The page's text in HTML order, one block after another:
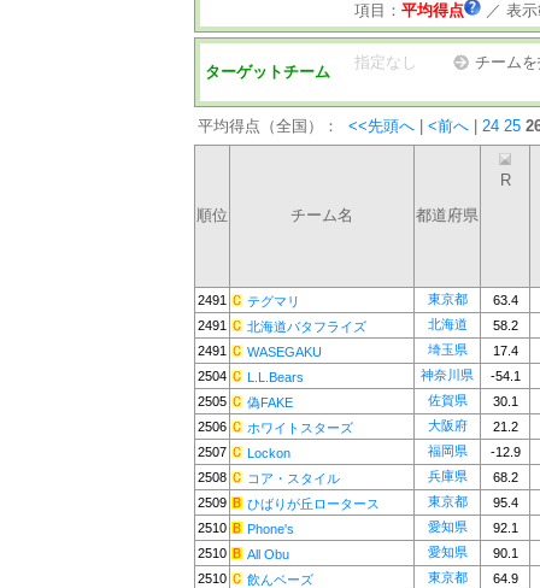
項目： 平均得点 ／ 表
ターゲットチーム
指定なし チーム
平均得点（全国）： <<先頭へ <前へ 24 25
順位 チーム名 都道府県
R
2491 テグマリ 東京都
63.4
2491
北海道バタフライズ 北海道
58.2
2491
WASEGAKU 埼玉県
17.4
2504
L.L.Bears 神奈川県
-54.1
2505
偽FAKE 佐賀県
30.1
2506
ホワイトスターズ 大阪府
21.2
2507
Lockon 福岡県
-12.9
2508
コア・スタイル 兵庫県
68.2
2509
ひばりが丘ロータース 東京都
95.4
2510
Phone's 愛知県
92.1
2510
All Obu 愛知県
90.1
2510
飲んベーズ 東京都
64.9